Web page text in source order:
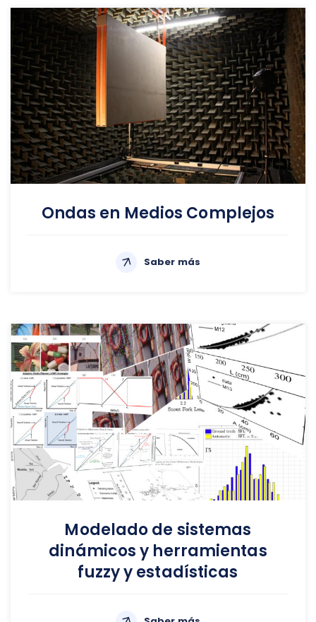
Ondas en Medios Complejos
Saber más
Modelado de sistemas
dinámicos y herramientas
fuzzy y estadísticas